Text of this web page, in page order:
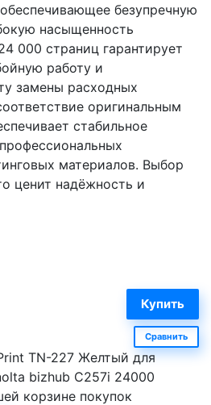
безупречную
насыщенность
000 страниц гарантирует
работу и
замены расходных
оригинальным
стабильное
материалов. Выбор
ценит надёжность и
Сравнить
TN-227 Желтый для
bizhub C257i 24000
корзине покупок